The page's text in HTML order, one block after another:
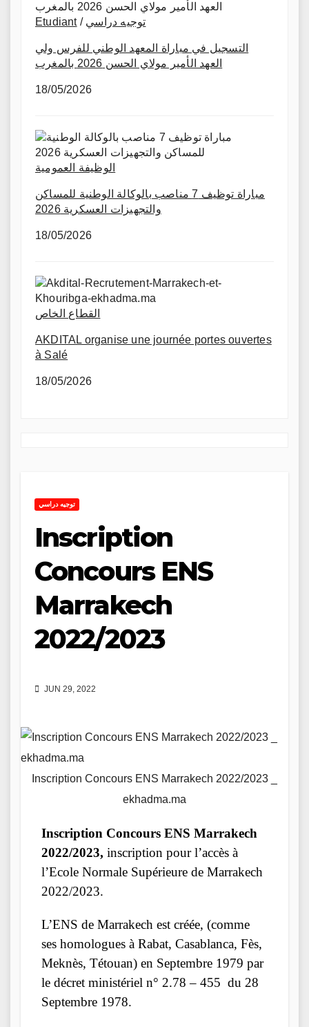
Etudiant/ توجيه دراسي
التسجيل في مباراة المعهد الوطني للفرس ولي
العهد الأمير مولاي الحسن 2026 بالمغرب
18/05/2026
الوظيفة العمومية
مباراة توظيف 7 مناصب بالوكالة الوطنية للمساكن
والتجهيزات العسكرية 2026
18/05/2026
القطاع الخاص
AKDITAL organise une journée portes ouvertes
à Salé
18/05/2026
توجيه دراسي
Inscription
Concours ENS
Marrakech
2022/2023
JUN 29, 2022
Inscription Concours ENS Marrakech 2022/2023 _
ekhadma.ma
Inscription Concours ENS Marrakech
2022/2023, inscription pour l’accès à
l’Ecole Normale Supérieure de Marrakech
2022/2023.
L’ENS de Marrakech est créée, (comme
ses homologues à Rabat, Casablanca, Fès,
Meknès, Tétouan) en Septembre 1979 par
le décret ministériel n° 2.78 – 455 du 28
Septembre 1978.